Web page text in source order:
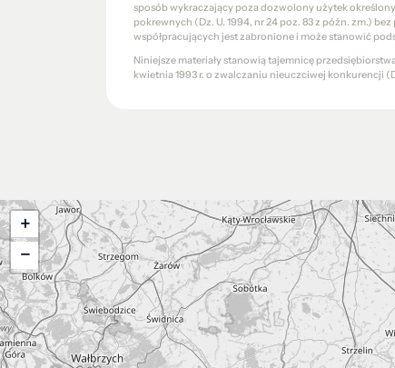
sposób wykraczający poza dozwolony użytek
pokrewnych (Dz. U. 1994, nr 24 poz. 83 z późn. zm.)
współpracujących jest zabronione i może stanowić
Niniejsze materiały stanowią tajemnicę
kwietnia 1993 r. o zwalczaniu nieuczciwej konkurencji
+
−